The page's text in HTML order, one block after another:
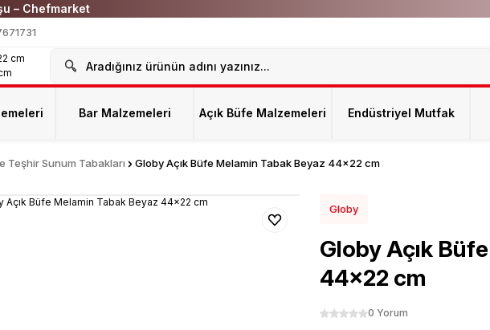
– Chefmarket
Bar Malzemeleri Açık Büfe Malzemeleri Endüstriyel Mutfak
Teşhir Sunum Tabakları Globy Açık Büfe Melamin Tabak Beyaz 44x22 cm
Globy
Globy Açık
44x22 cm
0 Yorum